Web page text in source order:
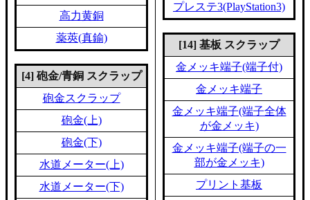
高力黄銅
薬莢(真鍮)
[4] 砲金/青銅 スクラップ
砲金スクラップ
砲金(上)
砲金(下)
水道メーター(上)
水道メーター(下)
プレステ3(PlayStation3)
[14] 基板 スクラップ
金メッキ端子(端子付)
金メッキ端子
金メッキ端子(端子全体
が金メッキ)
金メッキ端子(端子の一
部が金メッキ)
プリント基板